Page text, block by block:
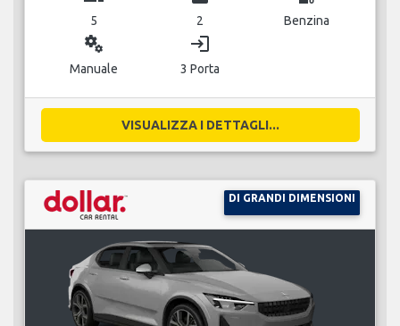
5 2 Benzina
miscellaneous_services
Manuale
login
3 Porta
VISUALIZZA I DETTAGLI...
DI GRANDI DIMENSIONI